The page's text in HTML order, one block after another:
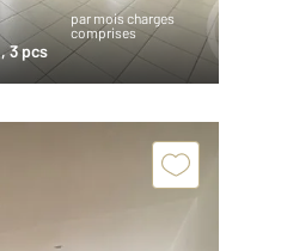
par mois charges
comprises
, 3 pcs